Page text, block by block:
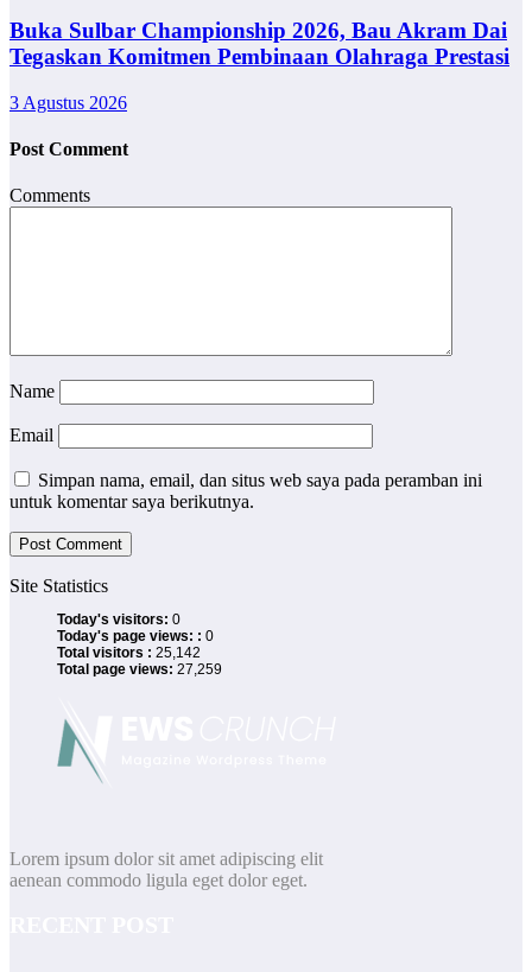
Buka Sulbar Championship 2026, Bau Akram Dai
Tegaskan Komitmen Pembinaan Olahraga Prestasi
3 Agustus 2026
Post Comment
Comments
Name
Email
Simpan nama, email, dan situs web saya pada peramban ini
untuk komentar saya berikutnya.
Site Statistics
Today's visitors: 0
Today's page views: : 0
Total visitors : 25,142
Total page views: 27,259
Lorem ipsum dolor sit amet adipiscing elit
aenean commodo ligula eget dolor eget.